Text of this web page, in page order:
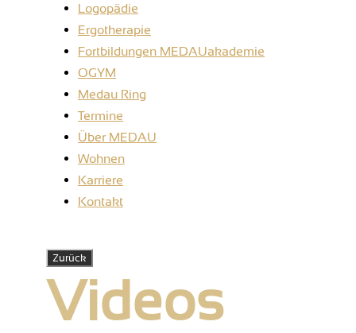
Logopädie
Ergotherapie
Fortbildungen MEDAUakademie
OGYM
Medau Ring
Termine
Über MEDAU
Wohnen
Karriere
Kontakt
Videos